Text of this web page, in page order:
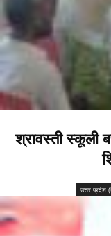
श्रावस्ती स्कूली
उत्तर प्रदेश